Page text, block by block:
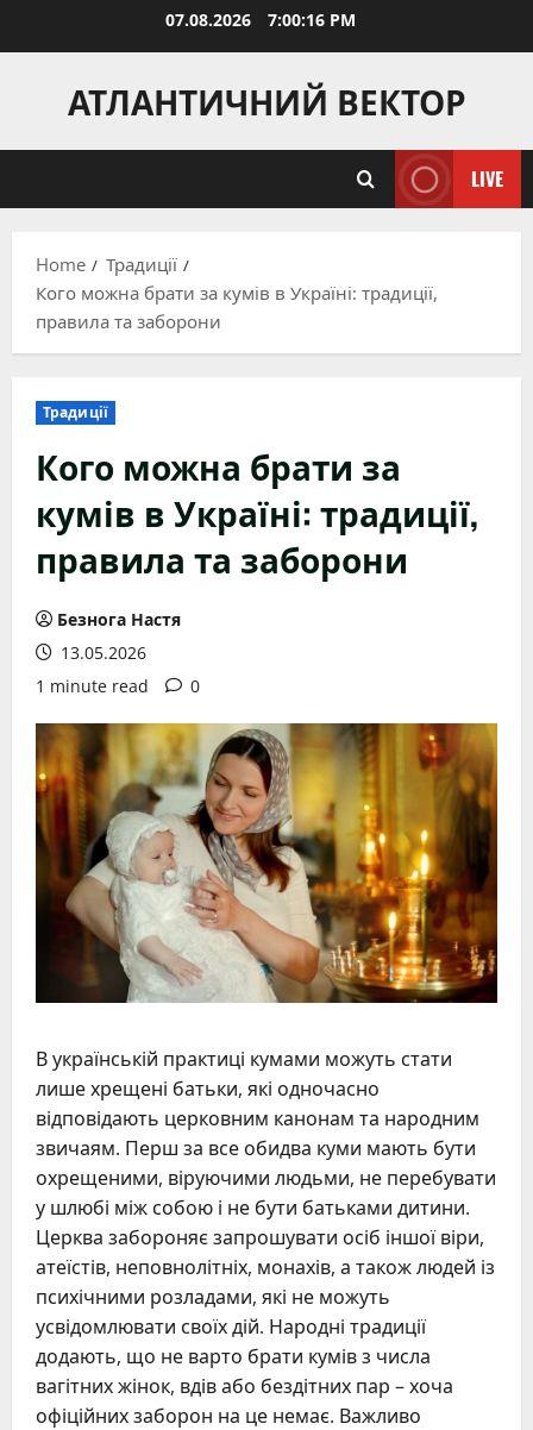
07.08.2026 7:00:17 PM
АТЛАНТИЧНИЙ ВЕКТОР
LIVE
Home
Традиції
Кого можна брати за кумів в Україні: традиції,
правила та заборони
Традиції
Кого можна брати за
кумів в Україні: традиції,
правила та заборони
Безнога Настя
13.05.2026
1 minute read
0
В українській практиці кумами можуть стати
лише хрещені батьки, які одночасно
відповідають церковним канонам та народним
звичаям. Перш за все обидва куми мають бути
охрещеними, віруючими людьми, не перебувати
у шлюбі між собою і не бути батьками дитини.
Церква забороняє запрошувати осіб іншої віри,
атеїстів, неповнолітніх, монахів, а також людей із
психічними розладами, які не можуть
усвідомлювати своїх дій. Народні традиції
додають, що не варто брати кумів з числа
вагітних жінок, вдів або бездітних пар – хоча
офіційних заборон на це немає. Важливо